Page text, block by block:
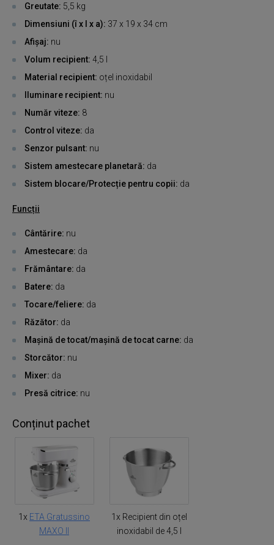
Greutate: 5,5 kg
Dimensiuni (î x l x a): 37 x 19 x 34 cm
Afișaj: nu
Volum recipient: 4,5 l
Material recipient: oțel inoxidabil
Iluminare recipient: nu
Număr viteze: 8
Control viteze: da
Senzor pulsant: nu
Sistem amestecare planetară: da
Sistem blocare/Protecție pentru copii: da
Funcții
Cântărire: nu
Amestecare: da
Frământare: da
Batere: da
Tocare/feliere: da
Răzător: da
Mașină de tocat/mașină de tocat carne: da
Storcător: nu
Mixer: da
Presă citrice: nu
Conținut pachet
1x ETA Gratussino
MAXO II
1x Recipient din oțel
inoxidabil de 4,5 l